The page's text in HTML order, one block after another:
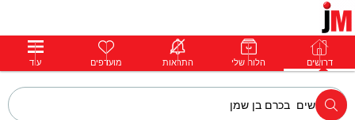
דרושים פרופילים הודעות פרימיום דרושים הלוח שלי התראות מועדפים עוד